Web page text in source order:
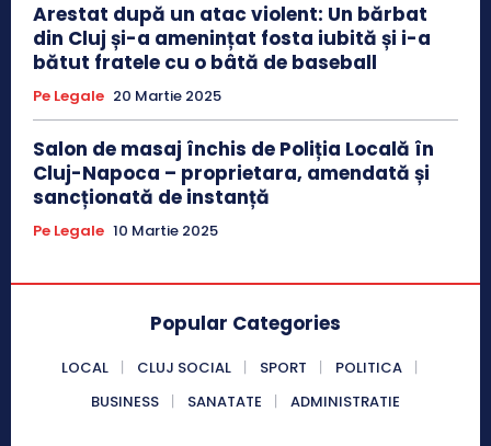
Arestat după un atac violent: Un bărbat
din Cluj și-a amenințat fosta iubită și i-a
bătut fratele cu o bâtă de baseball
Pe Legale 20 Martie 2025
Salon de masaj închis de Poliția Locală în
Cluj-Napoca – proprietara, amendată și
sancționată de instanță
Pe Legale 10 Martie 2025
Popular Categories
LOCAL CLUJ SOCIAL SPORT
POLITICA
BUSINESS
SANATATE ADMINISTRATIE